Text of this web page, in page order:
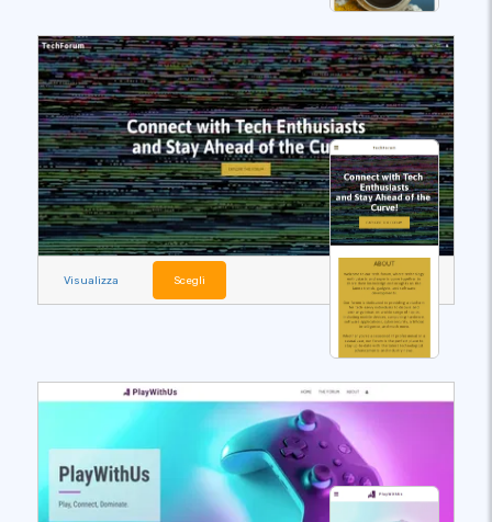
Visualizza Scegli